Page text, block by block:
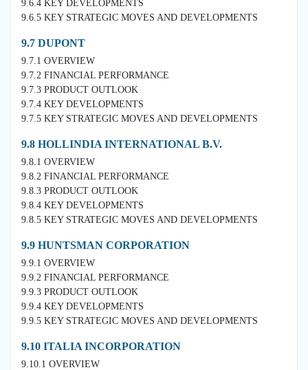
9.6.4 KEY DEVELOPMENTS
9.6.5 KEY STRATEGIC MOVES AND DEVELOPMENTS
9.7 DUPONT
9.7.1 OVERVIEW
9.7.2 FINANCIAL PERFORMANCE
9.7.3 PRODUCT OUTLOOK
9.7.4 KEY DEVELOPMENTS
9.7.5 KEY STRATEGIC MOVES AND DEVELOPMENTS
9.8 HOLLINDIA INTERNATIONAL B.V.
9.8.1 OVERVIEW
9.8.2 FINANCIAL PERFORMANCE
9.8.3 PRODUCT OUTLOOK
9.8.4 KEY DEVELOPMENTS
9.8.5 KEY STRATEGIC MOVES AND DEVELOPMENTS
9.9 HUNTSMAN CORPORATION
9.9.1 OVERVIEW
9.9.2 FINANCIAL PERFORMANCE
9.9.3 PRODUCT OUTLOOK
9.9.4 KEY DEVELOPMENTS
9.9.5 KEY STRATEGIC MOVES AND DEVELOPMENTS
9.10 ITALIA INCORPORATION
9.10.1 OVERVIEW